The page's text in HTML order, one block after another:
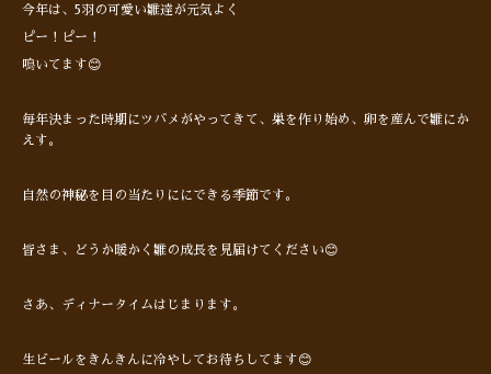
今年は、5羽の可愛い雛達が元気よく
ピー！ピー！
鳴いてます😊
毎年決まった時期にツバメがやってきて、巣を作り始め、卵を産んで雛にか
えす。
自然の神秘を目の当たりににできる季節です。
皆さま、どうか暖かく雛の成長を見届けてください😊
さあ、ディナータイムはじまります。
生ビールをきんきんに冷やしてお待ちしてます😊